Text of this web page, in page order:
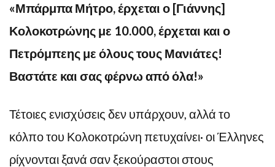
«Μπάρμπα Μήτρο, έρχεται ο [Γιάννης]
Κολοκοτρώνης με 10.000, έρχεται και ο
Πετρόμπεης με όλους τους Μανιάτες!
Βαστάτε και σας φέρνω από όλα!»
Τέτοιες ενισχύσεις δεν υπάρχουν, αλλά το
κόλπο του Κολοκοτρώνη πετυχαίνει· οι Έλληνες
ρίχνονται ξανά σαν ξεκούραστοι στους